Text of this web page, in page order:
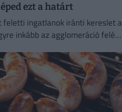
ezt a határt
ingatlanok iránti kereslet a
inkább az agglomeráció felé